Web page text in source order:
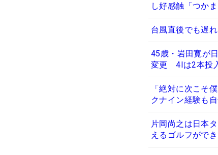
し好感触「つか
台風直後でも遅
45歳・岩田寛が
変更 4Iは2本投
「絶対に次こそ
クナイン経験も
片岡尚之は日本
えるゴルフができ